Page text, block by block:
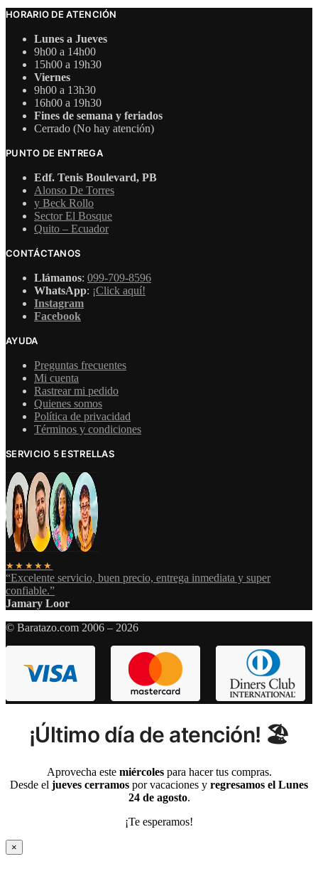
HORARIO DE ATENCIÓN
Lunes a Jueves
9h00 a 14h00
15h00 a 19h30
Viernes
9h00 a 13h30
16h00 a 19h30
Fines de semana y feriados
Cerrado (No hay atención)
PUNTO DE ENTREGA
Edf. Tenis Boulevard, PB
Alonso De Torres
y Beck Rollo
Sector El Bosque
Quito – Ecuador
CONTÁCTANOS
Llámanos: 099-709-8596
WhatsApp: ¡Click aquí!
Instagram
Facebook
AYUDA
Preguntas frecuentes
Mi cuenta
Rastrear mi pedido
Quienes somos
Política de privacidad
Términos y condiciones
SERVICIO 5 ESTRELLAS
★★★★★
“Excelente servicio, buen precio, entrega inmediata y super
confiable.”
Jamary Loor
© Baratazo.com 2006 – 2026
¡Último día de atención! 🏖️
Aprovecha este miércolespara hacer tus compras.
Desde el jueves cerramos por vacaciones y regresamos el Lunes
24 de agosto.
¡Te esperamos!
×